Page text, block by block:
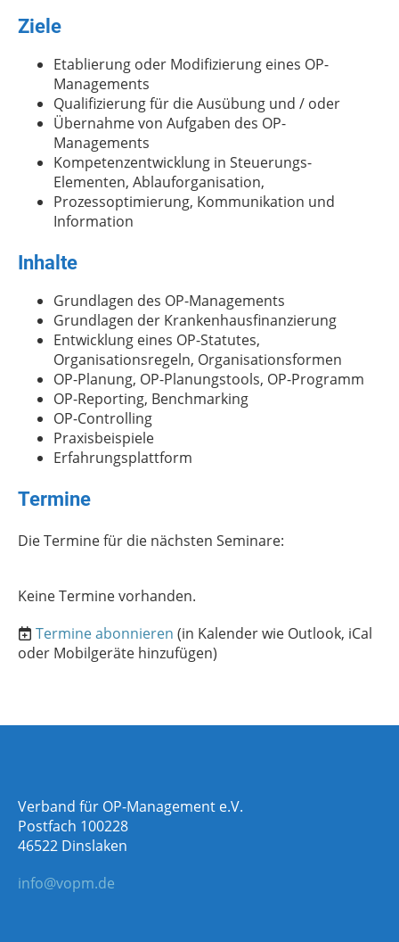
Ziele
Etablierung oder Modifizierung eines OP-
Managements
Qualifizierung für die Ausübung und / oder
Übernahme von Aufgaben des OP-
Managements
Kompetenzentwicklung in Steuerungs-
Elementen, Ablauforganisation,
Prozessoptimierung, Kommunikation und
Information
Inhalte
Grundlagen des OP-Managements
Grundlagen der Krankenhausfinanzierung
Entwicklung eines OP-Statutes,
Organisationsregeln, Organisationsformen
OP-Planung, OP-Planungstools, OP-Programm
OP-Reporting, Benchmarking
OP-Controlling
Praxisbeispiele
Erfahrungsplattform
Termine
Die Termine für die nächsten Seminare:
Keine Termine vorhanden.
Termine abonnieren (in Kalender wie Outlook, iCal
oder Mobilgeräte hinzufügen)
Verband für OP-Management e.V.
Postfach 100228
46522 Dinslaken
info@vopm.de